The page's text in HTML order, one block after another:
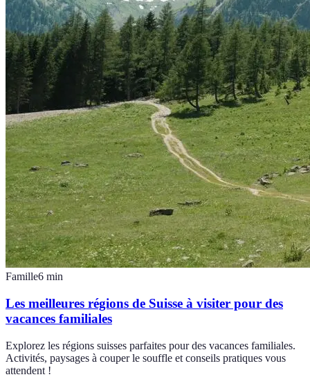
Famille6 min
Les meilleures régions de Suisse à visiter pour des
vacances familiales
Explorez les régions suisses parfaites pour des vacances familiales.
Activités, paysages à couper le souffle et conseils pratiques vous
attendent !